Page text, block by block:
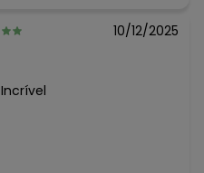
10/12/2025
Incrível